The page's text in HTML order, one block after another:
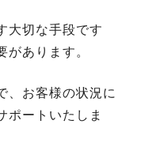
大切な手段です
あります。
、お客様の状況に
ポートいたしま